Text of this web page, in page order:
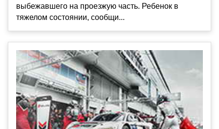
выбежавшего на проезжую часть. Ребенок в
тяжелом состоянии, сообщи...